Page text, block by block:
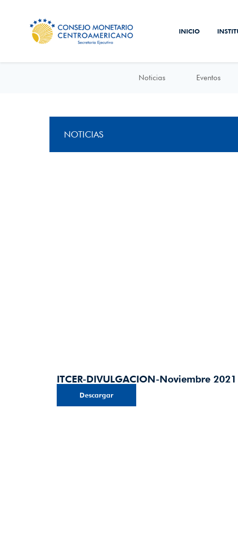
INICIO
Noticias Eventos
NOTICIAS
ITCER-DIVULGACION-Noviembre
Descargar